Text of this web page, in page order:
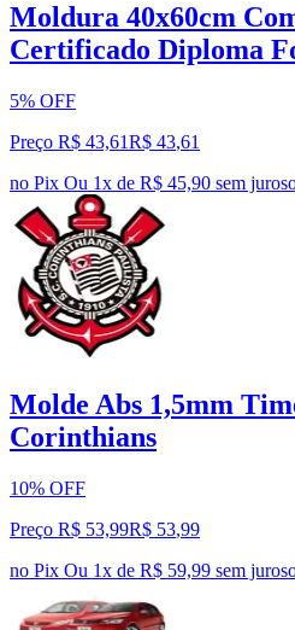
Moldura 40x60cm
Certificado Diploma
5% OFF
Preço R$ 43,61R$ 43,61
no Pix Ou 1x de R$ 45,90 sem juros
Molde Abs 1,5mm
Corinthians
10% OFF
Preço R$ 53,99R$ 53,99
no Pix Ou 1x de R$ 59,99 sem juros